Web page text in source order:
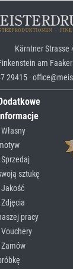
Kärntner Strasse
am Faaker
29415 ·
Własny
Sprzedaj
sztukę
Jakość
Zdjęcia
pracy
Vouchery
Zamów